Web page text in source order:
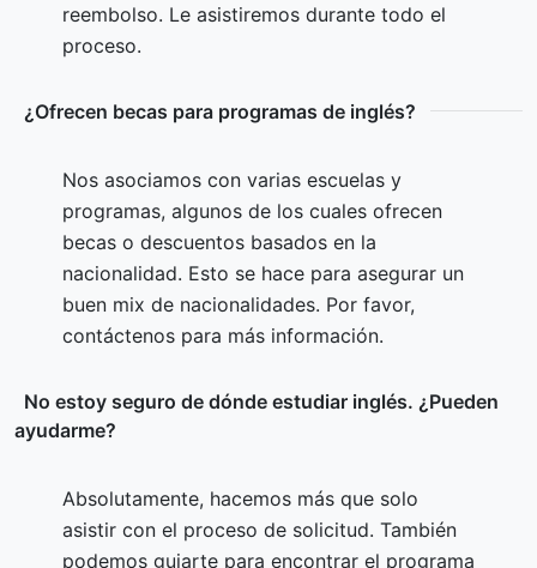
reembolso. Le asistiremos durante todo el
proceso.
¿Ofrecen becas para programas de inglés?
Nos asociamos con varias escuelas y
programas, algunos de los cuales ofrecen
becas o descuentos basados en la
nacionalidad. Esto se hace para asegurar un
buen mix de nacionalidades. Por favor,
contáctenos para más información.
No estoy seguro de dónde estudiar inglés. ¿Pueden
ayudarme?
Absolutamente, hacemos más que solo
asistir con el proceso de solicitud. También
podemos guiarte para encontrar el programa